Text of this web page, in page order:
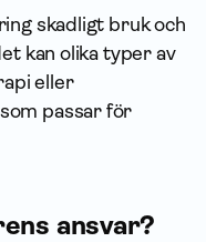
skadligt bruk och
kan olika typer av
eller
passar för
ansvar?